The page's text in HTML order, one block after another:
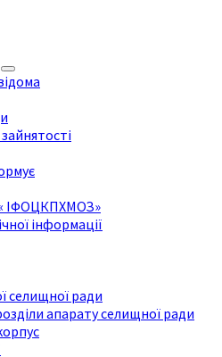
ІФОЦКПХМОЗ»
інформації
селищної ради
апарату селищної ради